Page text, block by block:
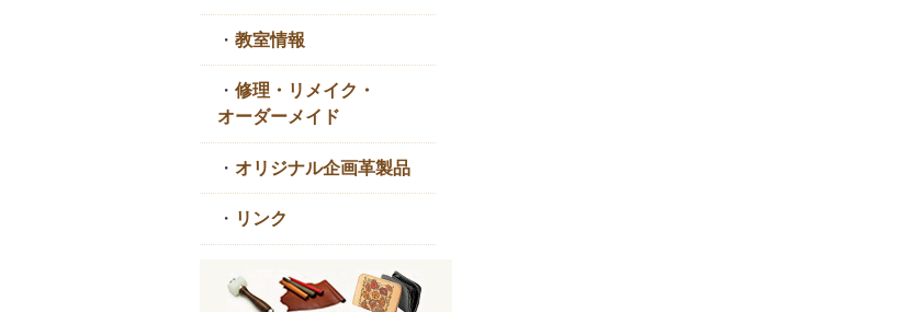
・ 教室情報
・ 修理・リメイク・
オーダーメイド
・ オリジナル企画革製品
・ リンク